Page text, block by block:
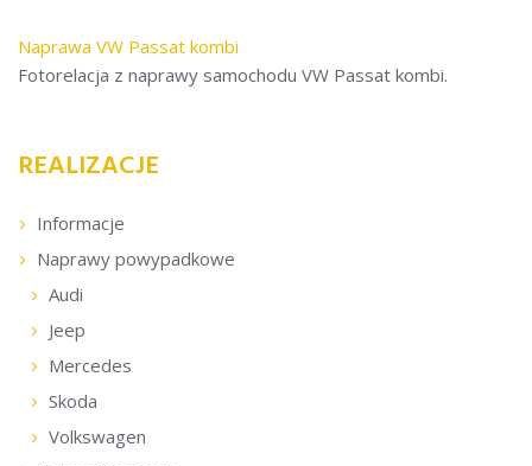
Naprawa VW Passat kombi
Fotorelacja z naprawy samochodu VW Passat kombi.
REALIZACJE
Informacje
Naprawy powypadkowe
Audi
Jeep
Mercedes
Skoda
Volkswagen